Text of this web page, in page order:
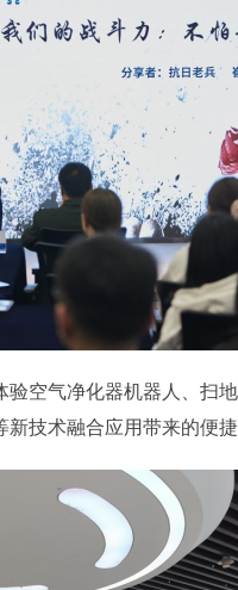
气净化器机器人、扫地
技术融合应用带来的便捷